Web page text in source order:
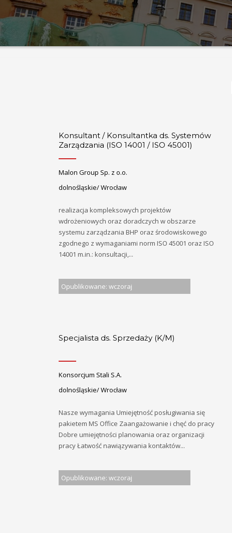
Konsultant / Konsultantka ds. Systemów
Zarządzania (ISO 14001 / ISO 45001)
Malon Group Sp. z o.o.
dolnośląskie/ Wrocław
realizacja kompleksowych projektów
wdrożeniowych oraz doradczych w obszarze
systemu zarządzania BHP oraz środowiskowego
zgodnego z wymaganiami norm ISO 45001 oraz ISO
14001 m.in.: konsultacji,...
Opublikowane: wczoraj
Specjalista ds. Sprzedaży (K/M)
Konsorcjum Stali S.A.
dolnośląskie/ Wrocław
Nasze wymagania Umiejętność posługiwania się
pakietem MS Office Zaangażowanie i chęć do pracy
Dobre umiejętności planowania oraz organizacji
pracy Łatwość nawiązywania kontaktów...
Opublikowane: wczoraj